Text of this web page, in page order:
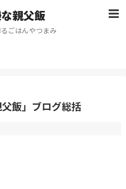
親父飯
ごはんやつまみ
飯」ブログ総括